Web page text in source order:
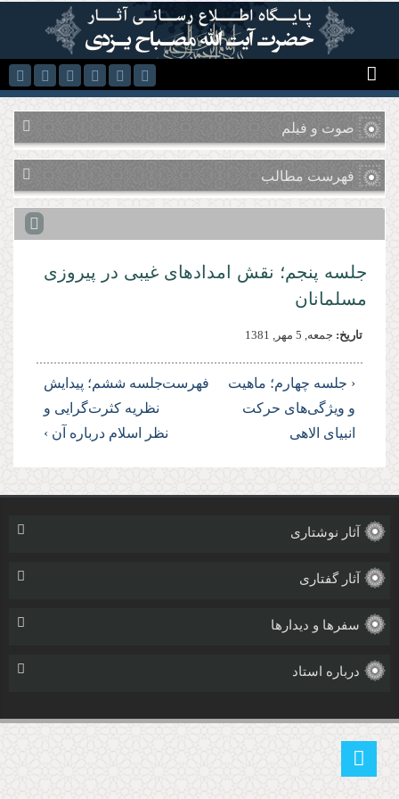
رفتن به محتوای اصلی
صوت و فیلم
فهرست مطالب
جلسه پنجم؛ نقش امدادهای غیبی در پیروزی
مسلمانان
تاریخ: جمعه, 5 مهر, 1381
‹ جلسه چهارم؛ ماهیت
و ویژگی‌‌های حركت
انبیای الاهی
فهرستجلسه ششم؛ پیدایش
نظریه كثرت‌گرایی و
نظر اسلام درباره آن ›
آثار نوشتاری
آثار گفتاری
سفرها و دیدارها
درباره استاد